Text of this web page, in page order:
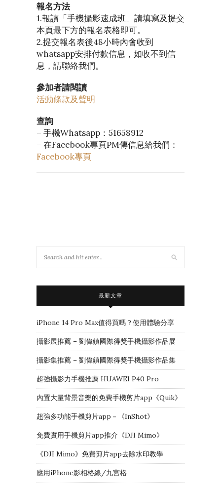
報名方法
1.報讀「手機攝影速成班」請填寫及提交
本頁最下方的報名表格即可。
2.提交報名表後48小時內會收到
whatsapp安排付款信息，如收不到信
息，請聯絡我們。
參加者請閱讀
活動條款及聲明
查詢
– 手機Whatsapp：51658912
– 在Facebook專頁PM傳信息給我們：
Facebook專頁
最新文章
iPhone 14 Pro Max值得買嗎？使用體驗分享
攝影展推薦 – 劉偉鎮國際得獎手機攝影作品展
攝影集推薦 – 劉偉鎮國際得獎手機攝影作品集
超強攝影力手機推薦 HUAWEI P40 Pro
內置大量背景音樂的免費手機剪片app《Quik》
超強多功能手機剪片app－《InShot》
免費實用手機剪片app推介《DJI Mimo》
《DJI Mimo》免費剪片app去除水印教學
應用iPhone影相格線/九宮格